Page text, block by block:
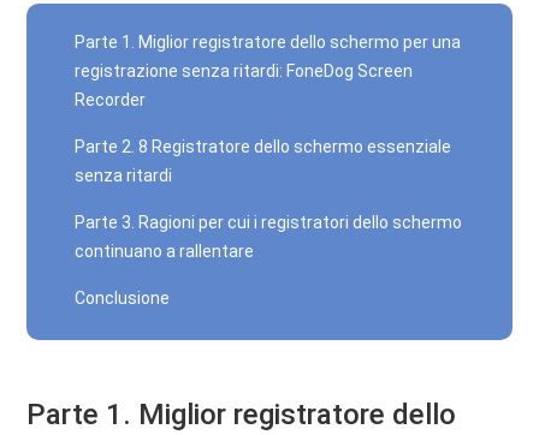
Parte 1. Miglior registratore dello schermo per una
registrazione senza ritardi: FoneDog Screen
Recorder
Parte 2. 8 Registratore dello schermo essenziale
senza ritardi
Parte 3. Ragioni per cui i registratori dello schermo
continuano a rallentare
Conclusione
Parte 1. Miglior registratore dello